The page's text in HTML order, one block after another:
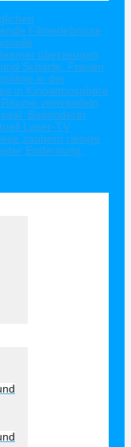
Filmerlebnisse
überzeugen
Schärfe. Freuen
in der
in Kinoatmosphäre
verwandeln
Besonderer
Laser-TV
zaubern riesige
Entfernung.